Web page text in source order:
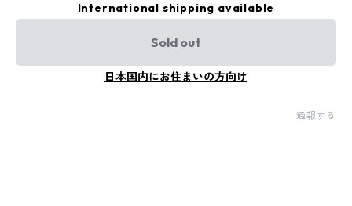
International shipping available
Sold out
日本国内にお住まいの方向け
通報する